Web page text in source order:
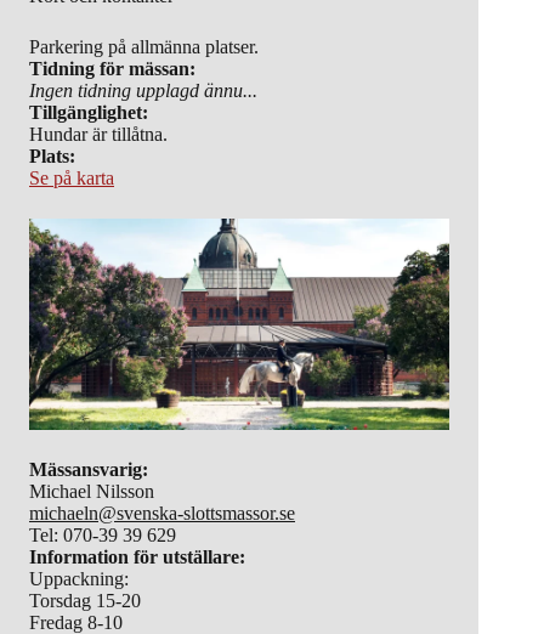
Parkering på allmänna platser.
Tidning för mässan:
Ingen tidning upplagd ännu...
Tillgänglighet:
Hundar är tillåtna.
Plats:
Se på karta
Mässansvarig:
Michael Nilsson
michaeln@svenska-slottsmassor.se
Tel: 070-39 39 629
Information för utställare:
Uppackning:
Torsdag 15-20
Fredag 8-10